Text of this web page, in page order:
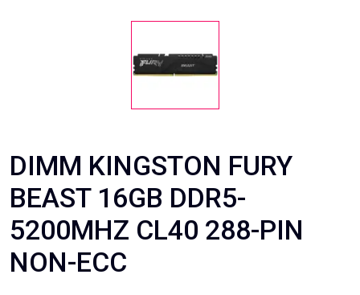
DIMM KINGSTON FURY
BEAST 16GB DDR5-
5200MHZ CL40 288-PIN
NON-ECC